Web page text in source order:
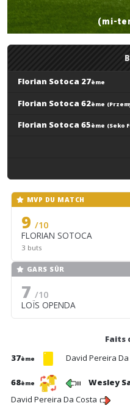
(mi-
Florian Sotoca 27ème
Florian Sotoca 62ème
Florian Sotoca 65ème (Seko
MVP DU MATCH
9 /10
FLORIAN SOTOCA
3 buts
GARS SÛR
7 /10
LOÏS OPENDA
Faits
37ème David Pereira
68ème
Wesley
David Pereira Da Costa